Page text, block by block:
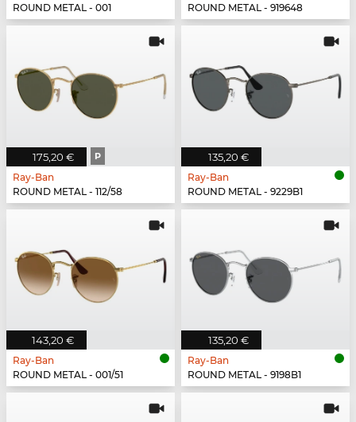
ROUND METAL - 001
ROUND METAL - 919648
175,20 € P
Ray-Ban
ROUND METAL - 112/58
135,20 €
Ray-Ban
ROUND METAL - 9229B1
143,20 €
Ray-Ban
ROUND METAL - 001/51
135,20 €
Ray-Ban
ROUND METAL - 9198B1